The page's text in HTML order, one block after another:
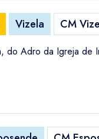
Vizela CM
Adro da Igreja de